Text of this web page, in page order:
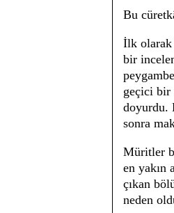
Bu
İlk
bir
geçici bir
doyurdu.
sonra
Müritler
en yakın
çıkan
neden